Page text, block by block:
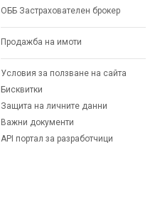
ОББ Застрахователен брокер
Продажба на имоти
Условия за ползване на сайта
Бисквитки
Защита на личните данни
Важни документи
API портал за разработчици